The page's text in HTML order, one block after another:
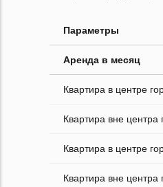
Параметры
Аренда в месяц
Квартира в центре
Квартира вне центра
Квартира в центре
Квартира вне центра